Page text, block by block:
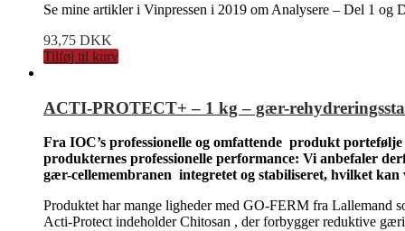
Se mine artikler i Vinpressen i 2019 om Analysere – Del 1
93,75 DKK
Tilføj til kurv
ACTI-PROTECT+ – 1 kg – gær-
Fra IOC’s professionelle og omfattende produkt
produkternes professionelle performance: Vi anbefaler
gær-cellemembranen integretet og stabiliseret, hvilket
Produktet har mange ligheder med GO-FERM fra Lallemand
Acti-Protect indeholder Chitosan , der forbygger reduktive